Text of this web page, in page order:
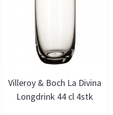
Villeroy & Boch La Divina
Longdrink 44 cl 4stk